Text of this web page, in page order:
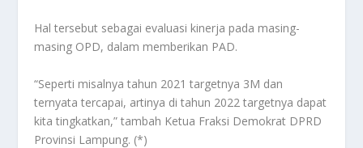
Hal tersebut sebagai evaluasi kinerja pada masing-
masing OPD, dalam memberikan PAD.
“Seperti misalnya tahun 2021 targetnya 3M dan
ternyata tercapai, artinya di tahun 2022 targetnya dapat
kita tingkatkan,” tambah Ketua Fraksi Demokrat DPRD
Provinsi Lampung. (*)